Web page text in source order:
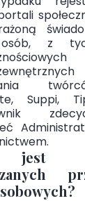
z
Suppi,